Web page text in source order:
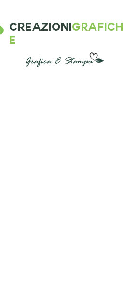
CREAZIONIGRAFICH
E